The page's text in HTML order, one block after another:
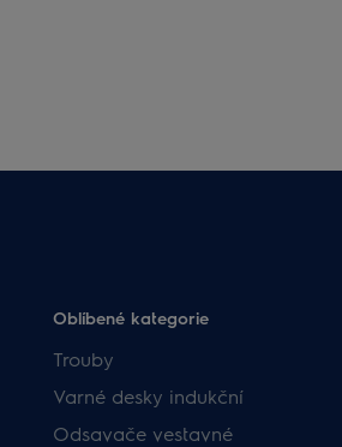
Oblíbené kategorie
Trouby
Varné desky indukční
Odsavače vestavné